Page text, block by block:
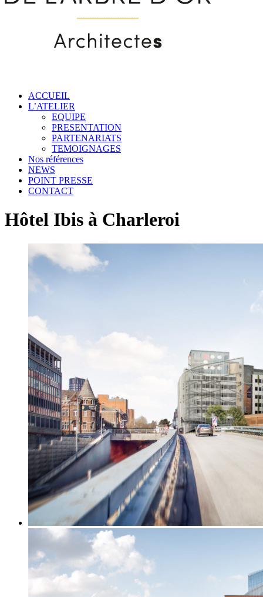
ACCUEIL
L’ATELIER
EQUIPE
PRESENTATION
PARTENARIATS
TEMOIGNAGES
Nos références
NEWS
POINT PRESSE
CONTACT
Hôtel Ibis à Charleroi